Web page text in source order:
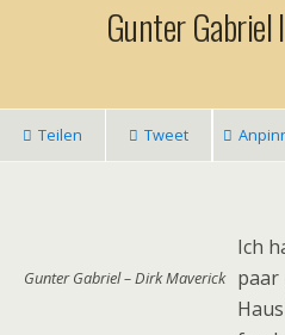
Gunter Gabriel
Teilen Tweet
Gunter Gabriel – Dirk Maverick
Ich
paar